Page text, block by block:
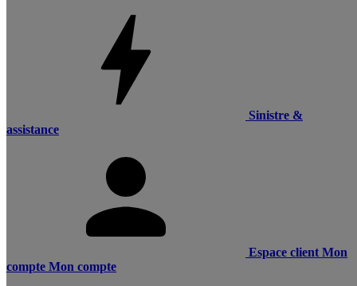
Sinistre &
assistance
Espace client Mon
compte Mon compte